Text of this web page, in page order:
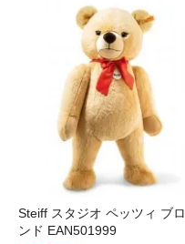
Steiff スタジオ ペッツィ ブロ
ンド EAN501999